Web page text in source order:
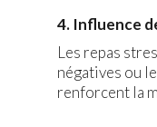
4. Influence
Les repas
négatives ou
renforcent la